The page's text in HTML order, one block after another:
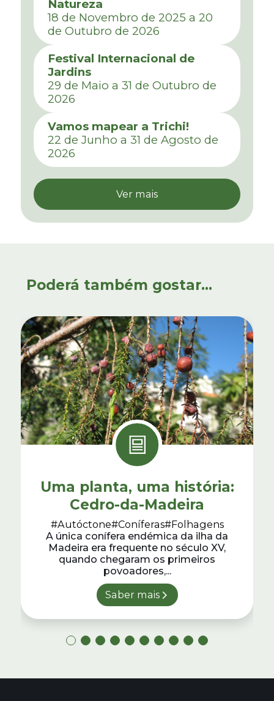
Natureza
18 de Novembro de 2025 a 20
de Outubro de 2026
Festival Internacional de
Jardins
29 de Maio a 31 de Outubro de
2026
Vamos mapear a Trichi!
22 de Junho a 31 de Agosto de
2026
Ver mais
Poderá também gostar...
Uma planta, uma história:
Cedro-da-Madeira
#Autóctone#Coníferas#Folhagens
A única conífera endémica da ilha da
Madeira era frequente no século XV,
quando chegaram os primeiros
povoadores,...
Saber mais